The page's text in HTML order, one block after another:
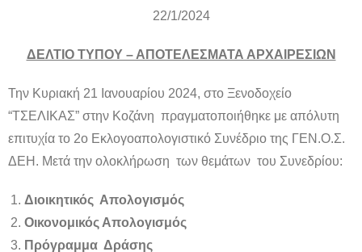
22/1/2024
ΔΕΛΤΙΟ ΤΥΠΟΥ – ΑΠΟΤΕΛΕΣΜΑΤΑ ΑΡΧΑΙΡΕΣΙΩΝ
Την Κυριακή 21 Ιανουαρίου 2024, στο Ξενοδοχείο
“ΤΣΕΛΙΚΑΣ” στην Κοζάνη πραγματοποιήθηκε με απόλυτη
επιτυχία το 2ο Εκλογοαπολογιστικό Συνέδριο της ΓΕΝ.Ο.Σ.
ΔΕΗ. Μετά την ολοκλήρωση των θεμάτων του Συνεδρίου:
Διοικητικός Απολογισμός
Οικονομικός Απολογισμός
Πρόγραμμα Δράσης